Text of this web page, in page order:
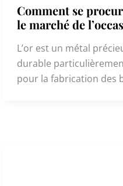
Comment se
le marché de
L’or est un métal
durable
pour la fabrication des